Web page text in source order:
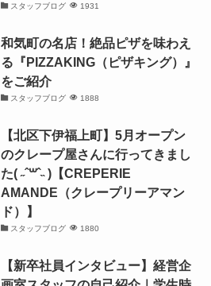
スタッフブログ 1931
和気町の名店！絶品ピザを味わえ
る『PIZZAKING（ピザキング）』
をご紹介
スタッフブログ 1888
【北区下伊福上町】5月オープン
のクレープ屋さんに行ってきまし
た( ˶ˆ꒳ˆ˵ )【CREPERIE
AMANDE（クレープリーアマン
ド）】
スタッフブログ 1880
【新卒社員インタビュー】経営企